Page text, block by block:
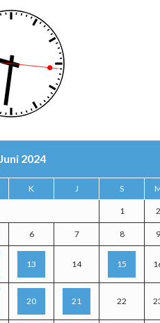
Juni 2024
K J S
1 2
6 7 8 9
13 14 15
20 21 22